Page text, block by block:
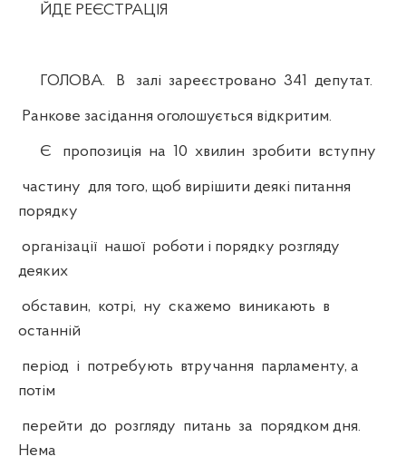
ЙДЕ РЕЄСТРАЦІЯ
ГОЛОВА. В залі зареєстровано 341 депутат.
Ранкове засідання оголошується відкритим.
Є пропозиція на 10 хвилин зробити вступну
частину для того, щоб вирішити деякі питання
порядку
організації нашої роботи і порядку розгляду
деяких
обставин, котрі, ну скажемо виникають в
останній
період і потребують втручання парламенту, а
потім
перейти до розгляду питань за порядком дня.
Нема